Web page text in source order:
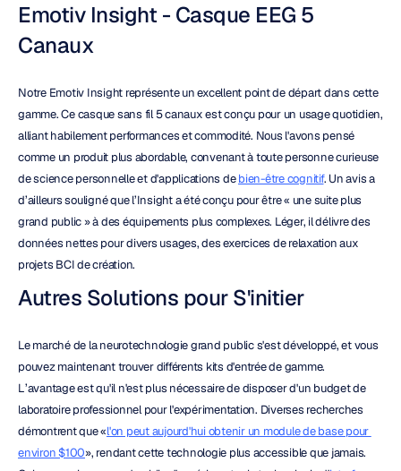
Emotiv Insight - Casque EEG 5
Canaux
Notre Emotiv Insight représente un excellent point de départ dans cette
gamme. Ce casque sans fil 5 canaux est conçu pour un usage quotidien,
alliant habilement performances et commodité. Nous l'avons pensé
comme un produit plus abordable, convenant à toute personne curieuse
de science personnelle et d'applications de bien-être cognitif. Un avis a
d’ailleurs souligné que l’Insight a été conçu pour être « une suite plus
grand public » à des équipements plus complexes. Léger, il délivre des
données nettes pour divers usages, des exercices de relaxation aux
projets BCI de création.
Autres Solutions pour S'initier
Le marché de la neurotechnologie grand public s'est développé, et vous
pouvez maintenant trouver différents kits d'entrée de gamme.
L’avantage est qu'il n'est plus nécessaire de disposer d'un budget de
laboratoire professionnel pour l'expérimentation. Diverses recherches
démontrent que «l'on peut aujourd'hui obtenir un module de base pour
environ $100», rendant cette technologie plus accessible que jamais.